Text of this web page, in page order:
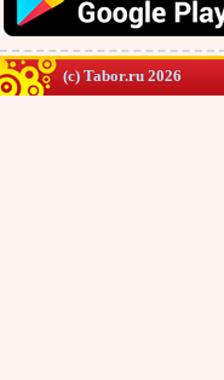
(c) Tabor.ru 2026